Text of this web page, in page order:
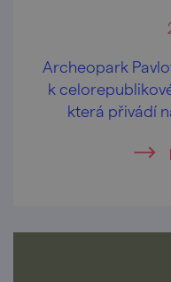
Archeopark
k
která přivádí
odborníků z